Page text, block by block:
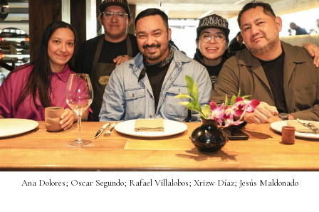
Ana Dolores; Oscar Segundo; Rafael Villalobos; Xrizw Díaz; Jesús Maldonado